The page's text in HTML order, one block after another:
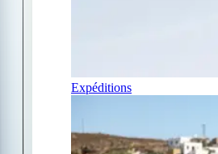
Expéditions